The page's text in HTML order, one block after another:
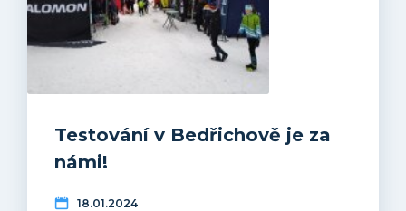
Testování v Bedřichově je za
námi!
18.01.2024